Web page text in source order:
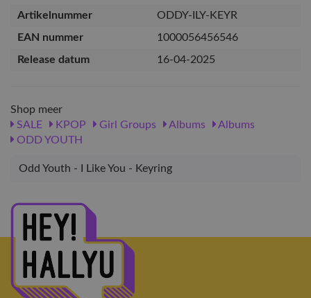
Artikelnummer
ODDY-ILY-KEYR
EAN nummer
1000056456546
Release datum
16-04-2025
Shop meer
SALE
KPOP Girl Groups Albums
Albums
ODD YOUTH
Odd Youth - I Like You - Keyring